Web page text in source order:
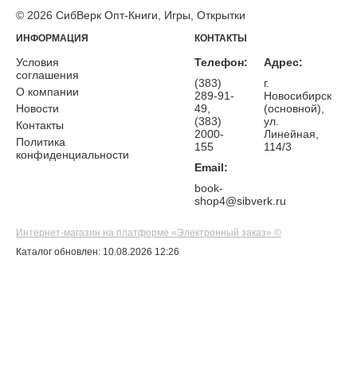
© 2026 СибВерк Опт-Книги, Игры, Открытки
ИНФОРМАЦИЯ
Условия
соглашения
О компании
Новости
Контакты
Политика
конфиденциальности
КОНТАКТЫ
Телефон:
(383)
289-91-
49,
(383)
2000-
155
Email:
book-
shop4@sibverk.ru
Адрес:
г.
Новосибирск
(основной),
ул.
Линейная,
114/3
Интернет-магазин на платформе «Электронный заказ» ©
Каталог обновлен: 10.08.2026 12:26